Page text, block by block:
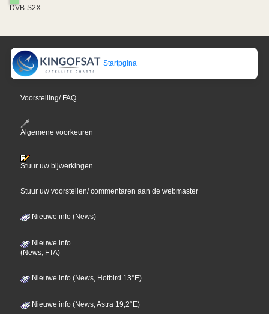
DVB-S2X
Startpgina
Voorstelling/ FAQ
Algemene voorkeuren
Stuur uw bijwerkingen
Stuur uw voorstellen/ commentaren aan de webmaster
Nieuwe info (News)
Nieuwe info
(News, FTA)
Nieuwe info (News, Hotbird 13°E)
Nieuwe info (News, Astra 19,2°E)